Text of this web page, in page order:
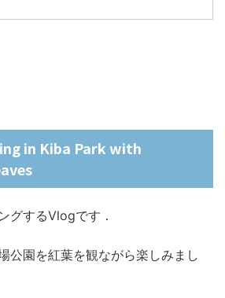
in Kiba Park with
グするVlogです．
公園を紅葉を観ながら楽しみまし